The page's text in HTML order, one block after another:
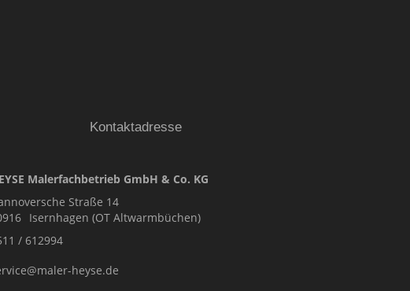
Kontaktadresse
Malerfachbetrieb GmbH & Co. KG
Straße 14
Isernhagen (OT Altwarmbüchen)
/ 612994
heyse.de